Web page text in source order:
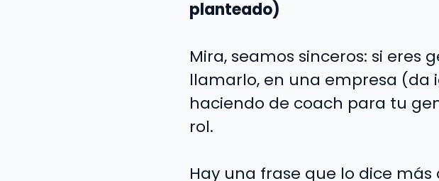
planteado)
Mira, seamos sinceros: si eres
llamarlo, en una empresa (da
haciendo de coach para tu
rol.
Hay una frase que lo dice más